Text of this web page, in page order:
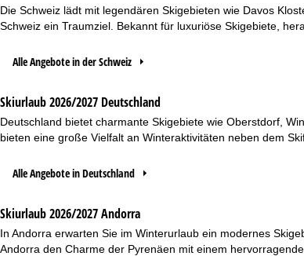
Die Schweiz lädt mit legendären Skigebieten wie Davos
Schweiz ein Traumziel. Bekannt für luxuriöse Skigebiete,
Alle Angebote in der Schweiz
Skiurlaub 2026/2027 Deutschland
Deutschland bietet charmante Skigebiete wie Oberstdorf,
bieten eine große Vielfalt an Winteraktivitäten neben dem
Alle Angebote in Deutschland
Skiurlaub 2026/2027 Andorra
In Andorra erwarten Sie im Winterurlaub ein modernes
Andorra den Charme der Pyrenäen mit einem